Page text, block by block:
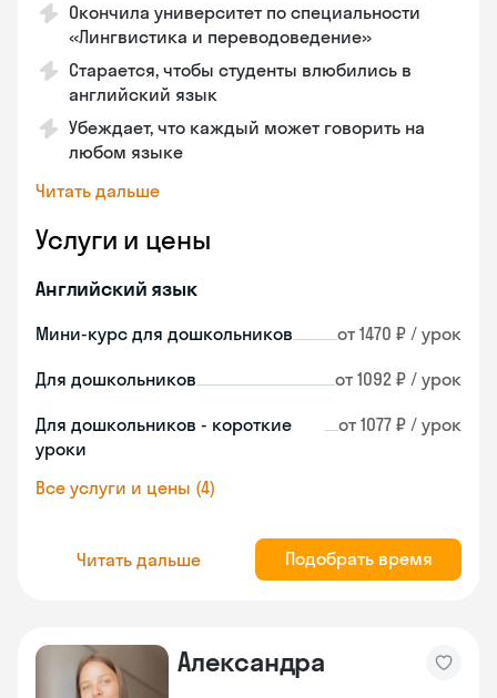
Окончила университет по специальности
«Лингвистика и переводоведение»
Старается, чтобы студенты влюбились в
английский язык
Убеждает, что каждый может говорить на
любом языке
Читать дальше
Услуги и цены
Английский язык
Мини-курс для дошкольников от 1470 ₽ / урок
Для дошкольников от 1092 ₽ / урок
Для дошкольников - короткие
уроки
от 1077 ₽ / урок
Все услуги и цены (4)
Читать дальше Подобрать время
Александра